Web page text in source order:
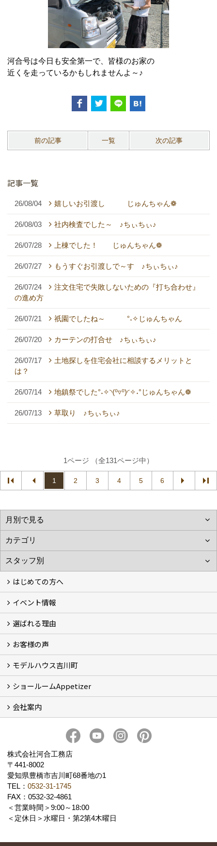
河合号は今日も安全第一で、皆様のお家の
近くを走っているかもしれませんよ～♪
前の記事 一覧 次の記事
記事一覧
26/08/04 嬉しいお引渡し じゅんちゃん❁
26/08/03 社内検査でした～ ♪ちぃちぃ♪
26/07/28 上棟でした！ じゅんちゃん❁
26/07/27 もうすぐお引渡しで～す ♪ちぃちぃ♪
26/07/24
注文住宅で失敗しないための『打ち合わせ』
の進め方
26/07/21 祇園でしたね～ °˖✧じゅんちゃん
26/07/20 カーテンの打合せ ♪ちぃちぃ♪
26/07/17
土地探しを住宅会社に相談するメリットと
は？
26/07/14 地鎮祭でした°˖✧◝(⁰▿⁰)◜✧˖°じゅんちゃん❁
26/07/13 草取り ♪ちぃちぃ♪
1ページ （全131ページ中）
1 2 3 4 5 6
はじめての方へ
フォトギャラリー
性能について
自然素材のお家
オーナー様のおうち訪問
イベント情報
イベント情報
選ばれる理由
5つのやさしさ宣言
3つのプロ宣言
お家づくりスケジュール
お客様の声
お客様の声
モデルハウス吉川町
吉川町モデルハウス
ショールームAppetizer
Appetizer(ショールーム)
Appetizer(レンタルスペース)
会社案内
社長 河合智之の想い
求人情報 Recruit
株式会社河合工務店
〒441-8002
愛知県豊橋市吉川町68番地の1
TEL： 0532-31-1745
FAX：0532-32-4861
＜営業時間＞9:00～18:00
＜定休日＞水曜日・第2第4木曜日